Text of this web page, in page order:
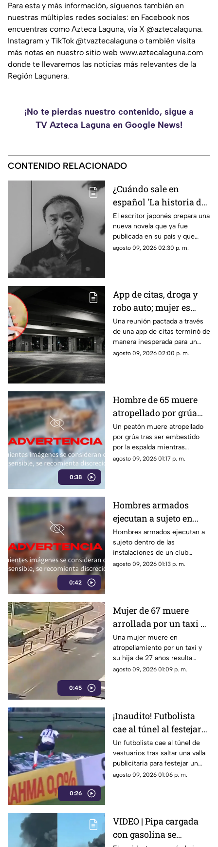
Para esta y más información, síguenos también en
nuestras múltiples redes sociales: en Facebook nos
encuentras como Azteca Laguna, vía X @aztecalaguna.
Instagram y TikTok @tvaztecalaguna o también visita
más notas en nuestro sitio web www.aztecalaguna.com
donde te llevaremos las noticias más relevantes de la
Región Lagunera.
¡No te pierdas nuestro contenido, sigue a
TV Azteca Laguna en Google News!
CONTENIDO RELACIONADO
¿Cuándo sale en
español 'La historia de
Kaho', la nueva novela
de Haruki Murakami?
El escritor japonés prepara una
nueva novela que ya fue
publicada en su país y que
apunta a llegar a los lectores
agosto 09, 2026 02:30 p. m.
App de citas, droga y
robo auto; mujer es
vinculada a proceso
por asalto tras
encuentro en hotel
Una reunión pactada a través
de una app de citas terminó de
manera inesperada para un
hombre, quien al recuperar el
agosto 09, 2026 02:00 p. m.
0:38
Hombre de 65 muere
atropellado por grúa
tras ser embestido |
VIDEO
Un peatón muere atropellado
por grúa tras ser embestido
por la espalda mientras
caminaba. El hombre de 65
agosto 09, 2026 01:17 p. m.
0:42
Hombres armados
ejecutan a sujeto en
club de fútbol | VIDEO
Hombres armados ejecutan a
sujeto dentro de las
instalaciones de un club
deportivo. Los agresores
agosto 09, 2026 01:13 p. m.
0:45
Mujer de 67 muere
arrollada por un taxi y
su hija de 27 queda
herida | VIDEO
Una mujer muere en
atropellamiento por un taxi y
su hija de 27 años resulta
herida. Conoce los detalles de
agosto 09, 2026 01:09 p. m.
0:26
¡Inaudito! Futbolista
cae al túnel al festejar
un gol | VIDEO
Un futbolista cae al túnel de
vestuarios tras saltar una valla
publicitaria para festejar un
gol. La anotación fue anulada y
agosto 09, 2026 01:06 p. m.
VIDEO | Pipa cargada
con gasolina se